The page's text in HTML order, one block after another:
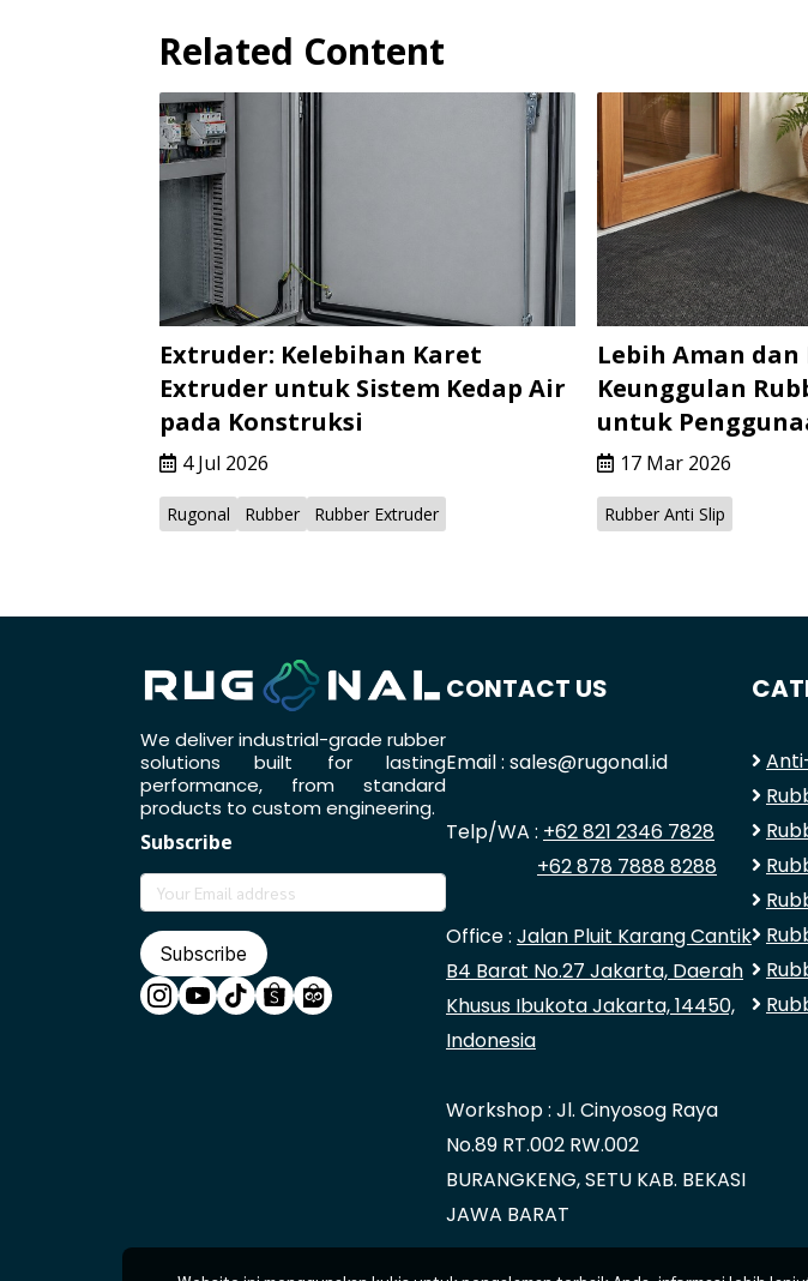
Related Content
Extruder: Kelebihan Karet
Extruder untuk Sistem Kedap Air
pada Konstruksi
4 Jul 2026
Rugonal Rubber Rubber Extruder
Lebih Aman
Keunggulan
untuk
17 Mar 2026
Rubber Anti Slip
We deliver industrial-grade rubber
solutions built for lasting
performance, from standard
products to custom engineering.
Subscribe
Subscribe
CONTACT US
Email : sales@rugonal.id
Telp/WA : +62 821 2346 7828
+62 878 7888 8288
Office : Jalan Pluit Karang Cantik
B4 Barat No.27 Jakarta, Daerah
Khusus Ibukota Jakarta, 14450,
Indonesia
Workshop : Jl. Cinyosog Raya
No.89 RT.002 RW.002
BURANGKENG, SETU KAB. BEKASI
JAWA BARAT